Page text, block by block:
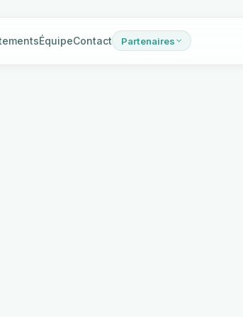
ÉquipeContact Partenaires